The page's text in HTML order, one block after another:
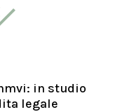
in studio
legale